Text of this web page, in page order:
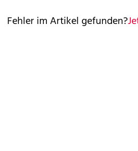
Fehler im Artikel gefunden?